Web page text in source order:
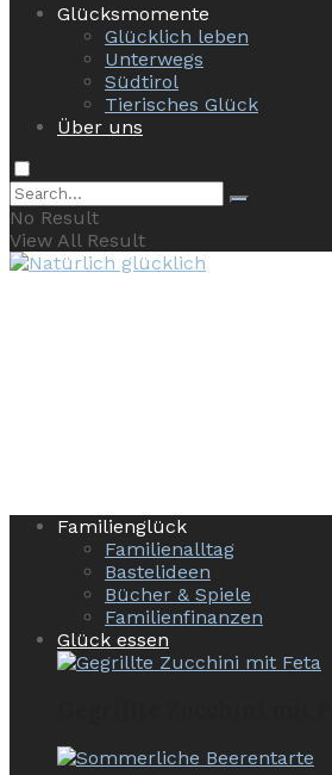
Glücksmomente
Glücklich leben
Unterwegs
Südtirol
Tierisches Glück
Über uns
No Result
View All Result
Familienglück
Familienalltag
Bastelideen
Bücher & Spiele
Familienfinanzen
Glück essen